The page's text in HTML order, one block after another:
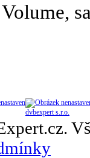
dvbexpert s.r.o.